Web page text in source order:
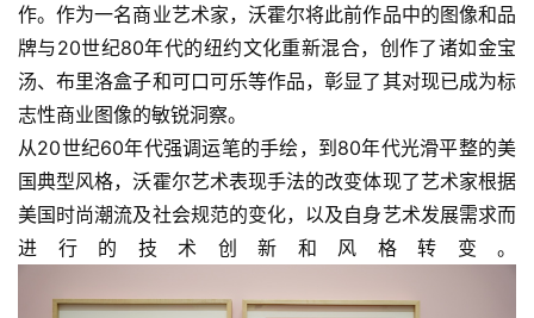
作。作为一名商业艺术家，沃霍尔将此前作品中的图像和品
牌与20世纪80年代的纽约文化重新混合，创作了诸如金宝
汤、布里洛盒子和可口可乐等作品，彰显了其对现已成为标
志性商业图像的敏锐洞察。
从20世纪60年代强调运笔的手绘，到80年代光滑平整的美
国典型风格，沃霍尔艺术表现手法的改变体现了艺术家根据
美国时尚潮流及社会规范的变化，以及自身艺术发展需求而
进行的技术创新和风格转变。